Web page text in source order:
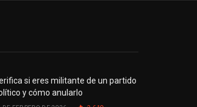
si eres militante de un partido
y cómo anularlo